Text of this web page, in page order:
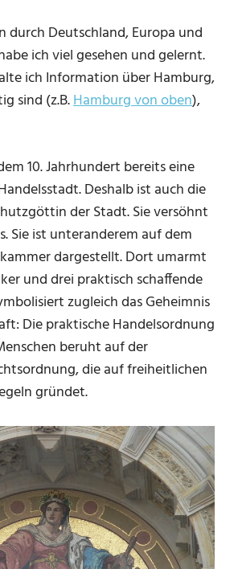
durch Deutschland, Europa und
ich viel gesehen und gelernt.
ich Information über Hamburg,
sind (z.B.Hamburg von oben),
10. Jahrhundert bereits eine
Deshalb ist auch die
der Stadt. Sie versöhnt
Sie ist unteranderem auf dem
dargestellt. Dort umarmt
und drei praktisch schaffende
zugleich das Geheimnis
Die praktische Handelsordnung
beruht auf der
die auf freiheitlichen
gründet.